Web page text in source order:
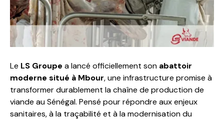
Le LS Groupe a lancé officiellement son abattoir
moderne situé à Mbour, une infrastructure promise à
transformer durablement la chaîne de production de
viande au Sénégal. Pensé pour répondre aux enjeux
sanitaires, à la traçabilité et à la modernisation du